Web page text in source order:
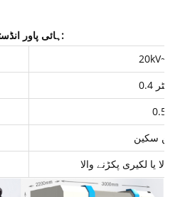
ہائی پاور انڈسٹریل سی ٹی کے اہم پیرامیٹرز:
میٹر
0.50%
سکین
یا لکیری پکڑنے والا